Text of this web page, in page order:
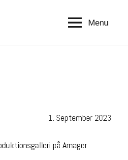
Menu
1. September 2023
på Amager